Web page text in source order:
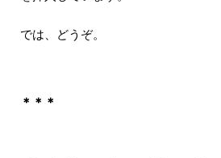
では、どうぞ。
＊＊＊